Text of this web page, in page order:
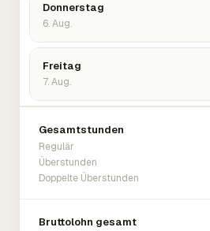
Donnerstag
6. Aug.
Freitag
7. Aug.
Gesamtstunden
Regulär
Überstunden
Doppelte Überstunden
Bruttolohn gesamt